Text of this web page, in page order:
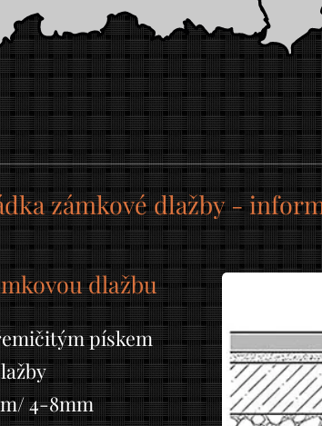
zámkové dlažby -
dlažbu
pískem
4-8mm